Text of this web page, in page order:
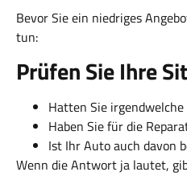
Bevor Sie ein niedriges
tun:
Prüfen Sie Ihre
Hatten Sie irgendwelche
Haben Sie für die
Ist Ihr Auto auch davon
Wenn die Antwort ja lautet,